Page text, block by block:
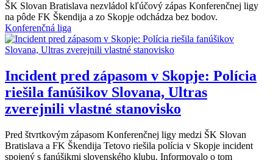
ŠK Slovan Bratislava nezvládol kľúčový zápas Konferenčnej ligy
na pôde FK Škendija a zo Skopje odchádza bez bodov.
Konferenčná liga
Incident pred zápasom v Skopje: Polícia
riešila fanúšikov Slovana, Ultras
zverejnili vlastné stanovisko
Pred štvrtkovým zápasom Konferenčnej ligy medzi ŠK Slovan
Bratislava a FK Škendija Tetovo riešila polícia v Skopje incident
spojený s fanúšikmi slovenského klubu. Informovalo o tom